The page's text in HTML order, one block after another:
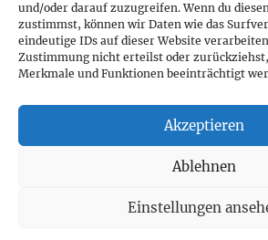
und/oder darauf zuzugreifen. Wenn du
zustimmst, können wir Daten wie das
eindeutige IDs auf dieser Website
Zustimmung nicht erteilst oder
Merkmale und Funktionen beeinträchtigt
Akzeptieren
Ablehnen
Einstellungen
Franz-Ofner-Straße 20
A - 5020 Salzburg
+ 43 662 452 083
fokus@fokus-design.com